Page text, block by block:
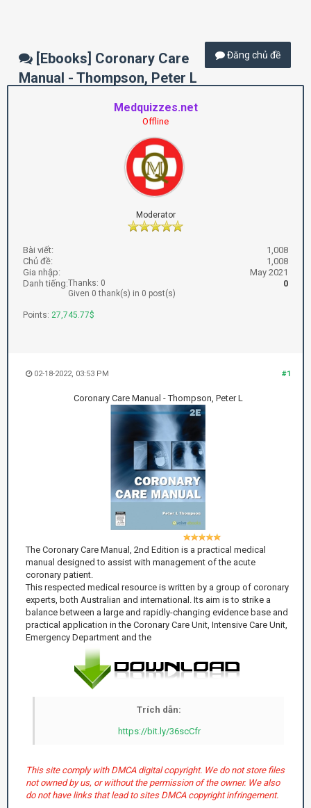
Đăng chủ đề
[Ebooks] Coronary Care
Manual - Thompson, Peter L
Medquizzes.net
Offline
Moderator
Bài viết:
1,008
Chủ đề:
1,008
Gia nhập:
May 2021
Danh tiếng:
0
Thanks: 0
Given 0 thank(s) in 0 post(s)
Points: 27,745.77$
#1
02-18-2022, 03:53 PM
Coronary Care Manual - Thompson, Peter L
The Coronary Care Manual, 2nd Edition is a practical medical
manual designed to assist with management of the acute
coronary patient.
This respected medical resource is written by a group of coronary
experts, both Australian and international. Its aim is to strike a
balance between a large and rapidly-changing evidence base and
practical application in the Coronary Care Unit, Intensive Care Unit,
Emergency Department and the
Trích dẫn:
https://bit.ly/36scCfr
This site comply with DMCA digital copyright. We do not store files
not owned by us, or without the permission of the owner. We also
do not have links that lead to sites DMCA copyright infringement.